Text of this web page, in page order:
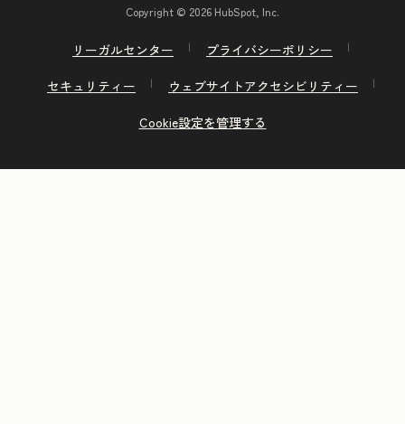
Copyright © 2026 HubSpot, Inc.
リーガルセンター
プライバシーポリシー
セキュリティー
ウェブサイトアクセシビリティー
Cookie設定を管理する